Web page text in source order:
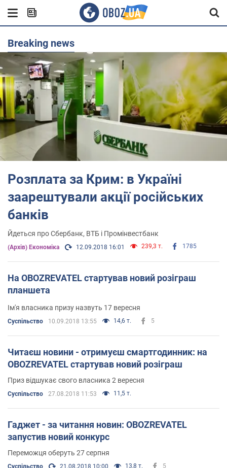
Breaking news
Розплата за Крим: в Україні
заарештували акції російських
банків
Йдеться про Сбербанк, ВТБ і Промінвестбанк
(Архів) Економіка 12.09.2018 16:01 239,3 т. 1785
На OBOZREVATEL стартував новий розіграш
планшета
Ім'я власника призу назвуть 17 вересня
Суспільство 10.09.2018 13:55 14,6 т. 5
Читаєш новини - отримуєш смартгодинник: на
OBOZREVATEL стартував новий розіграш
Приз відшукає свого власника 2 вересня
Суспільство 27.08.2018 11:53 11,5 т.
Гаджет - за читання новин: OBOZREVATEL
запустив новий конкурс
Переможця оберуть 27 серпня
Суспільство 21.08.2018 10:00 13,8 т. 5